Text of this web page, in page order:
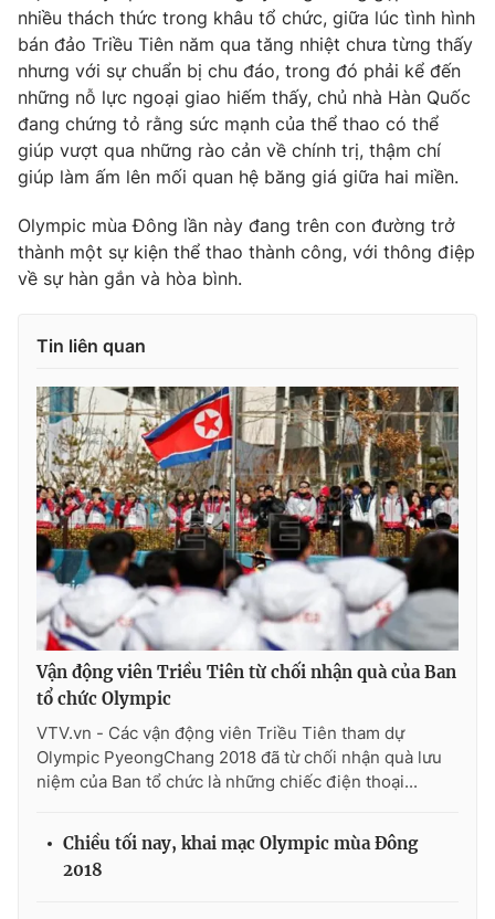
nhiều thách thức trong khâu tổ chức, giữa lúc tình hình
bán đảo Triều Tiên năm qua tăng nhiệt chưa từng thấy
nhưng với sự chuẩn bị chu đáo, trong đó phải kể đến
những nỗ lực ngoại giao hiếm thấy, chủ nhà Hàn Quốc
đang chứng tỏ rằng sức mạnh của thể thao có thể
giúp vượt qua những rào cản về chính trị, thậm chí
giúp làm ấm lên mối quan hệ băng giá giữa hai miền.
Olympic mùa Đông lần này đang trên con đường trở
thành một sự kiện thể thao thành công, với thông điệp
về sự hàn gắn và hòa bình.
Tin liên quan
Vận động viên Triều Tiên từ chối nhận quà của Ban
tổ chức Olympic
VTV.vn - Các vận động viên Triều Tiên tham dự
Olympic PyeongChang 2018 đã từ chối nhận quà lưu
niệm của Ban tổ chức là những chiếc điện thoại...
Chiều tối nay, khai mạc Olympic mùa Đông
2018